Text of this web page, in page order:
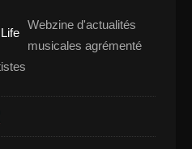
Webzine d'actualités
musicales agrémenté